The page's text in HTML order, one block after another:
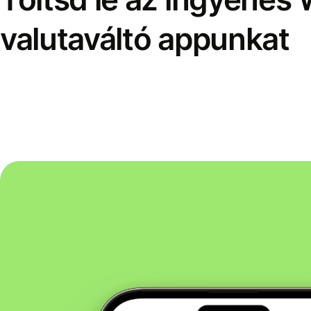
valutaváltó appunkat